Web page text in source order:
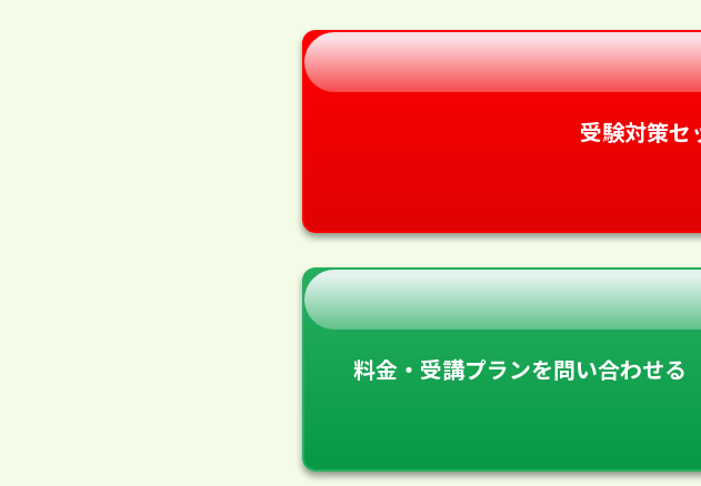
受験対策セ
料金・受講プランを問い合わせる